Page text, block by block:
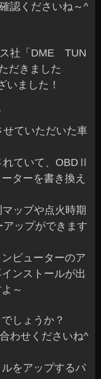
認くださいね～^
ス社「DME TUN
だきました
いました！
せていただいた車
れていて、OBDⅡ
ターを書き換え
ップや点火時期
ップができます
ピューターのア
ンストールが出
～
しょうか？
わせくださいね^
をアップするパ